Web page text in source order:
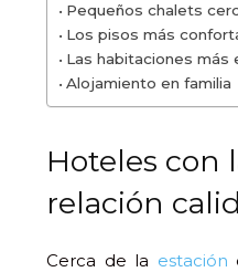
Pequeños chalets
Los pisos más
Las habitaciones más
Alojamiento en familia
Hoteles con
relación
Cerca de la estación